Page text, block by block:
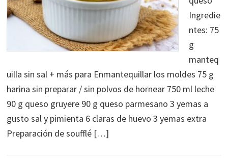
Ingredie
ntes: 75
g
manteq
uilla sin sal + más para Enmantequillar los moldes 75 g
harina sin preparar / sin polvos de hornear 750 ml leche
90 g queso gruyere 90 g queso parmesano 3 yemas a
gusto sal y pimienta 6 claras de huevo 3 yemas extra
Preparación de soufflé […]